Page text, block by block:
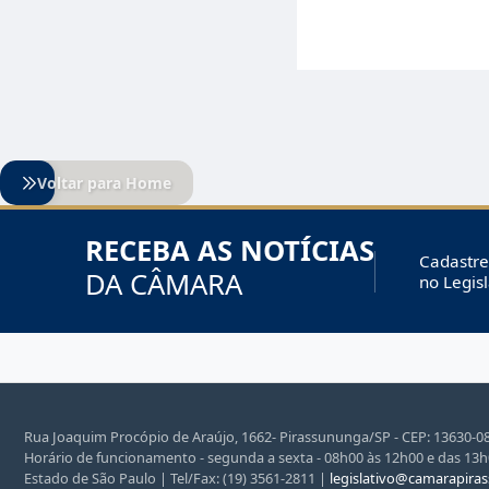
Voltar para Home
RECEBA AS NOTÍCIAS
DA CÂMARA
no
Rua Joaquim Procópio de Araújo, 1662- Pirassununga/SP - CEP: 13630-
Horário de funcionamento - segunda a sexta - 08h00 às 12h00 e das
Estado de São Paulo | Tel/Fax: (19) 3561-2811 |